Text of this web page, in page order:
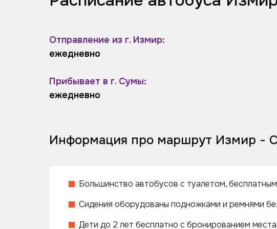
Отправление из г. Измир:
ежедневно
Прибывает в г. Сумы:
ежедневно
Информация про маршрут Измир -
Большинство автобусов с туалетом,
Сидения оборудованы подножками и ремнями
Дети до 2 лет бесплатно с бронированием